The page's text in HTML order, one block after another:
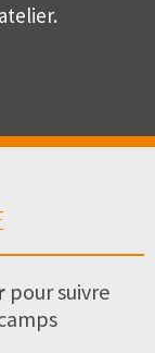
pour suivre